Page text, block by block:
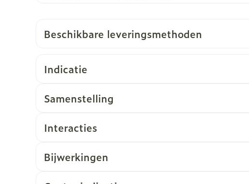
Beschikbare leveringsmethoden
Indicatie
Samenstelling
Interacties
Bijwerkingen